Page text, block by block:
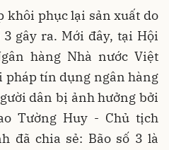
khôi phục lại sản xuất do
gây ra. Mới đây, tại Hội
hàng Nhà nước Việt
pháp tín dụng ngân hàng
dân bị ảnh hưởng bởi
Tường Huy - Chủ tịch
đã chia sẻ: Bão số 3 là